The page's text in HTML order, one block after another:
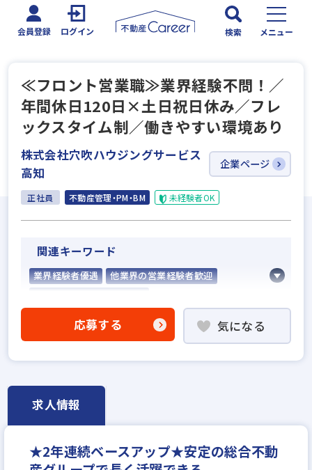
会員登録 ログイン 検索 メニュー
≪フロント営業職≫業界経験不問！／
年間休日120日×土日祝日休み／フレ
ックスタイム制／働きやすい環境あり
株式会社穴吹ハウジングサービス
高知
企業ページ
正社員 不動産管理・PM・BM 未経験者OK
関連キーワード
業界経験者優遇
他業界の営業経験者歓迎
賃貸仲介の店長経験者歓迎
業界未経験歓迎
フレックス勤務あり
女性が活躍中
年間休日120日以上
月給25万円
応募する 気になる
求人情報
★2年連続ベースアップ★安定の総合不動